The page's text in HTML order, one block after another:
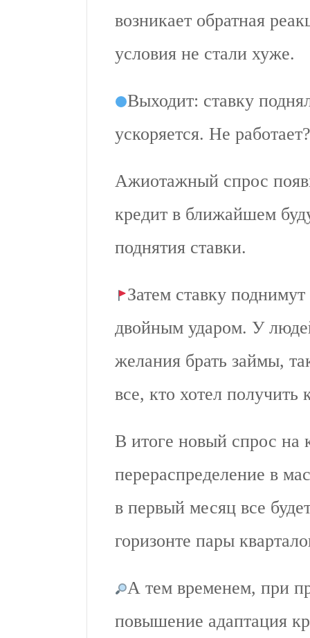
возникает обратная
условия не стали хуже.
Выходит: ставку
ускоряется. Не
Ажиотажный спрос
кредит в ближайшем
поднятия ставки.
Затем ставку
двойным ударом. У
желания брать займы,
все, кто хотел получить
В итоге новый спрос на
перераспределение в
в первый месяц все
горизонте пары
А тем временем, при
повышение адаптация